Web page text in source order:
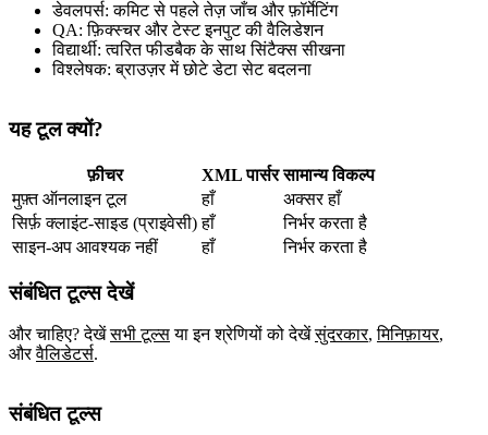
डेवलपर्स: कमिट से पहले तेज़ जाँच और फ़ॉर्मेटिंग
QA: फ़िक्स्चर और टेस्ट इनपुट की वैलिडेशन
विद्यार्थी: त्वरित फीडबैक के साथ सिंटैक्स सीखना
विश्लेषक: ब्राउज़र में छोटे डेटा सेट बदलना
यह टूल क्यों?
फ़ीचर XML पार्सर सामान्य विकल्प
मुफ़्त ऑनलाइन टूल
हाँ
अक्सर हाँ
सिर्फ़ क्लाइंट‑साइड (प्राइवेसी) हाँ
निर्भर करता है
साइन‑अप आवश्यक नहीं
हाँ निर्भर करता है
संबंधित टूल्स देखें
और चाहिए? देखें सभी टूल्स या इन श्रेणियों को देखें सुंदरकार,मिनिफ़ायर,
और वैलिडेटर्स.
संबंधित टूल्स